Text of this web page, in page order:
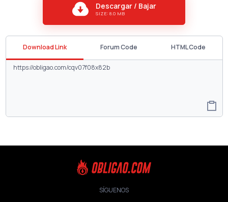
Descargar / Bajar
SIZE: 8.0 MB
Download Link Forum Code HTML Code
SÍGUENOS